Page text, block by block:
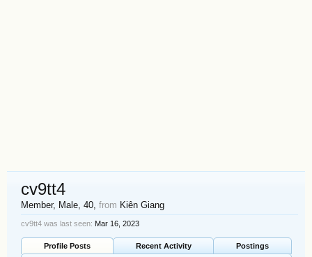
cv9tt4
Member, Male, 40, from Kiên Giang
cv9tt4 was last seen: Mar 16, 2023
Profile Posts Recent Activity
Postings